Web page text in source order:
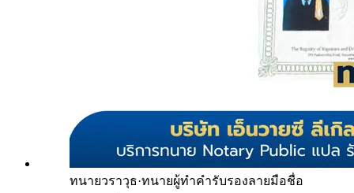
ทนายวราวุธ·ทนายผู้ทำคำรับรองลายมือชื่อ